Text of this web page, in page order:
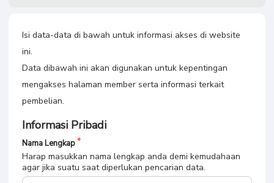
Isi data-data di bawah untuk informasi akses di website
ini.
Data dibawah ini akan digunakan untuk kepentingan
mengakses halaman member serta informasi terkait
pembelian.
Informasi Pribadi
Nama Lengkap
Harap masukkan nama lengkap anda demi kemudahaan
agar jika suatu saat diperlukan pencarian data.